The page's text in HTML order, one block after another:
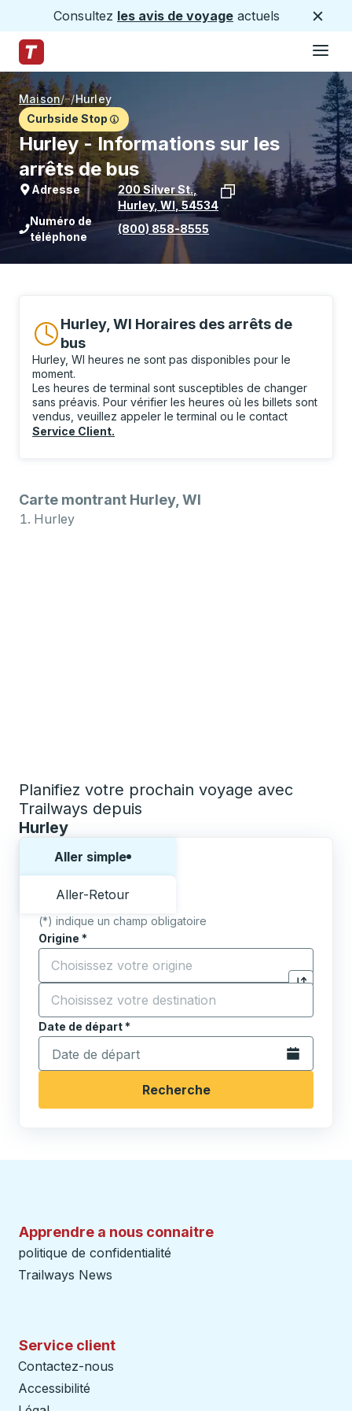
Consultez les avis de voyage actuels
Page d'accueil des sentiers
Maison/ /Hurley
Curbside Stop
Hurley - Informations sur les
arrêts de bus
Adresse 200 Silver St.,
Hurley, WI,54534
Voir l'emplacement de l'arrêt sur
Numéro de
téléphone
(800) 858-8555
Hurley, WI Horaires des arrêts de
bus
Hurley, WI heures ne sont pas disponibles pour le
moment.
Les heures de terminal sont susceptibles de changer
sans préavis. Pour vérifier les heures où les billets sont
vendus, veuillez appeler le terminal ou le contact
Service Client.
Carte montrant Hurley, WI
Hurley
Planifiez votre prochain voyage avec
Trailways depuis
Hurley
Aller simple
Aller-Retour
(*) indique un champ obligatoire
Origine *
Commencez à saisir la ville d'origine pour ouvrir
Cliquez
Destination*
Commencez à saisir la ville de destination pour
Date de départ*
Tapez la date au format date Barre oblique du mois à
Ouvrez le
Recherche
Apprendre a nous connaitre
politique de confidentialité
Trailways News
Service client
Contactez-nous
Accessibilité